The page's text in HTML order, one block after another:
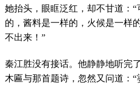
她抬头，眼眶泛红，却不甘道：
的，酱料是一样的，火候是一样
不出来！”
秦江胜没有接话。他静静地听完
木匾与那首题诗，忽然又问道